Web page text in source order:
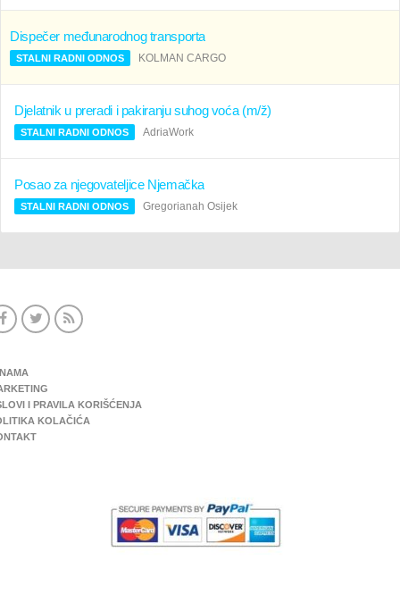
Dispečer međunarodnog transporta
STALNI RADNI ODNOS KOLMAN CARGO
Djelatnik u preradi i pakiranju suhog voća (m/ž)
STALNI RADNI ODNOS AdriaWork
Posao za njegovateljice Njemačka
STALNI RADNI ODNOS Gregorianah Osijek
I PRAVILA KORIŠĆENJA
KOLAČIĆA